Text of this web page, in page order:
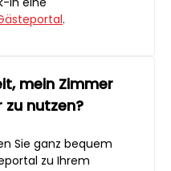
.
mein Zimmer
nutzen?
Sie ganz bequem
zu Ihrem